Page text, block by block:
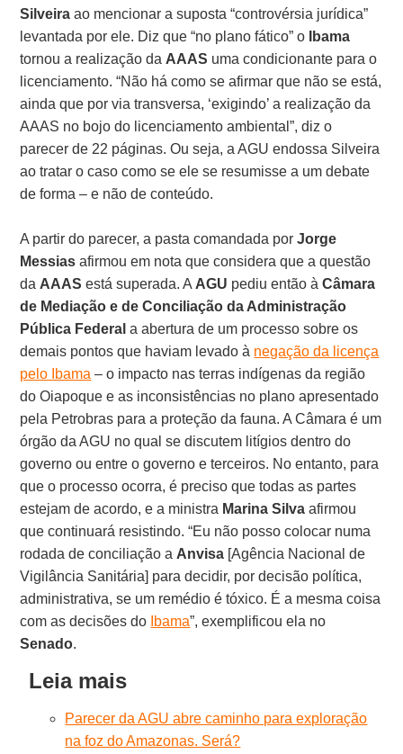
Silveira ao mencionar a suposta “controvérsia jurídica”
levantada por ele. Diz que “no plano fático” o
Ibama
tornou a realização da AAAS uma condicionante para o
licenciamento. “Não há como se afirmar que não se está,
ainda que por via transversa, ‘exigindo’ a realização da
AAAS no bojo do licenciamento ambiental”, diz o
parecer de 22 páginas. Ou seja, a AGU endossa Silveira
ao tratar o caso como se ele se resumisse a um debate
de forma – e não de conteúdo.
A partir do parecer, a pasta comandada porJorge
Messias afirmou em nota que considera que a questão
da AAAS está superada. A AGU pediu então àCâmara
de Mediação e de Conciliação da Administração
Pública Federal a abertura de um processo sobre os
demais pontos que haviam levado à negação da licença
pelo Ibama – o impacto nas terras indígenas da região
do Oiapoque e as inconsistências no plano apresentado
pela Petrobras para a proteção da fauna. A Câmara é um
órgão da AGU no qual se discutem litígios dentro do
governo ou entre o governo e terceiros. No entanto, para
que o processo ocorra, é preciso que todas as partes
estejam de acordo, e a ministra Marina Silva afirmou
que continuará resistindo. “Eu não posso colocar numa
rodada de conciliação a Anvisa [Agência Nacional de
Vigilância Sanitária] para decidir, por decisão política,
administrativa, se um remédio é tóxico. É a mesma coisa
com as decisões do Ibama”, exemplificou ela no
Senado.
Leia mais
Parecer da AGU abre caminho para exploração
na foz do Amazonas. Será?